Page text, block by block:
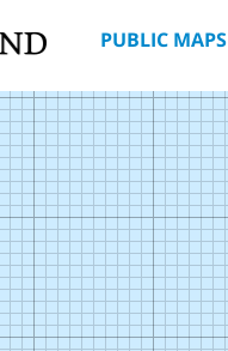
PUBLIC MAPS